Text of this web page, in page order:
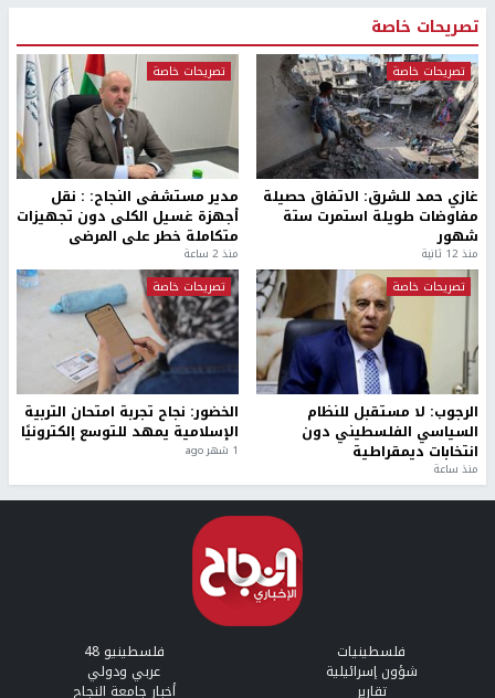
تصريحات خاصة
تصريحات خاصة
غازي حمد للشرق: الاتفاق حصيلة
مفاوضات طويلة استمرت ستة
شهور
منذ 12 ثانية
تصريحات خاصة
مدير مستشفى النجاح: : نقل
أجهزة غسيل الكلى دون تجهيزات
متكاملة خطر على المرضى
منذ 2 ساعة
تصريحات خاصة
الرجوب: لا مستقبل للنظام
السياسي الفلسطيني دون
انتخابات ديمقراطية
منذ ساعة
تصريحات خاصة
الخضور: نجاح تجربة امتحان التربية
الإسلامية يمهد للتوسع إلكترونيًا
1 شهر ago
فلسطينيات فلسطينيو 48
شؤون إسرائيلية عربي ودولي
تقارير أخبار جامعة النجاح